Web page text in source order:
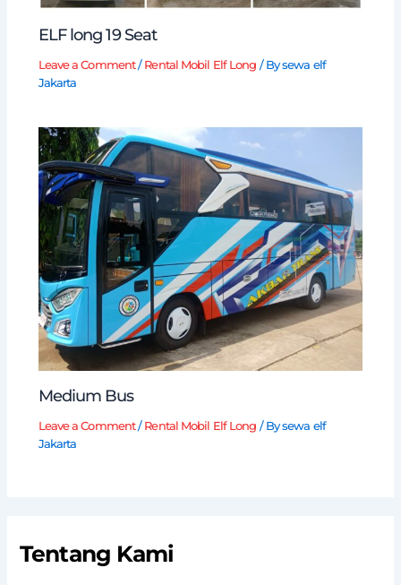
ELF long 19 Seat
Leave a Comment / Rental Mobil Elf Long / Bysewa elf
Jakarta
Medium Bus
Leave a Comment / Rental Mobil Elf Long / Bysewa elf
Jakarta
Tentang Kami